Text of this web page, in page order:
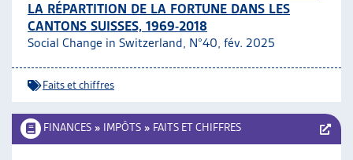
GUIDE SOCIAL ROMAND
AUTRES
PROJETS ET ACTIVITÉS
JOURNÉES D’AUTOMNE
LA RÉPARTITION DE LA FORTUNE DANS LES
CANTONS SUISSES, 1969-2018
Social Change in Switzerland, N°40, fév. 2025
Faits et chiffres
FINANCES » IMPÔTS » FAITS ET CHIFFRES